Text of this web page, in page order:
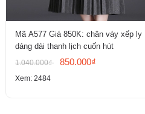
Mã A577 Giá 850K: chân váy xếp ly
dáng dài thanh lịch cuốn hút
1.040.000₫ 850.000₫
Xem: 2484